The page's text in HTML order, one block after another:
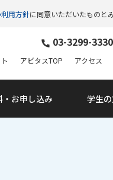
用方針に同意いただいたものと
03-3299-3330
お申し込み 学生
アビタスTOP アクセス